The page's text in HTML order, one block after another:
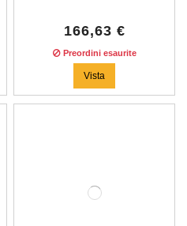
166,63 €
Preordini esaurite
Vista